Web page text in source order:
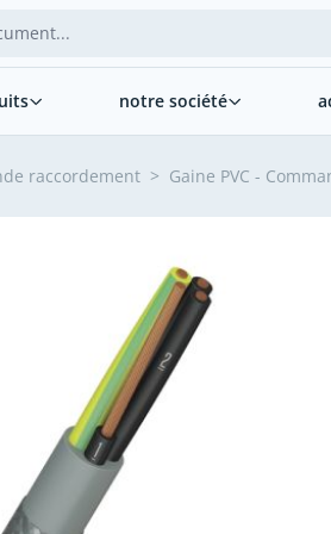
notre société
raccordement > Gaine PVC -